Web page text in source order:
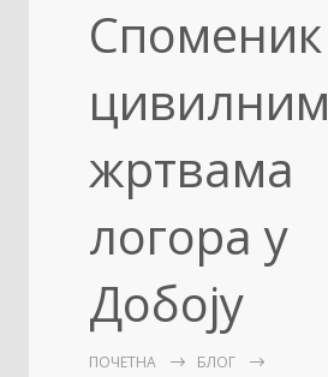
Споменик
цивилним
жртвама
логора у
Добоју
ПОЧЕТНА
БЛОГ